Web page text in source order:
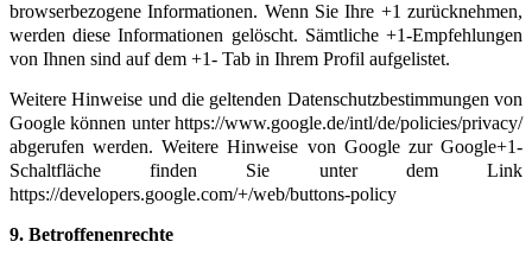
browserbezogene Informationen. Wenn Sie Ihre +1 zurücknehmen,
werden diese Informationen gelöscht. Sämtliche +1-Empfehlungen
von Ihnen sind auf dem +1- Tab in Ihrem Profil aufgelistet.
Weitere Hinweise und die geltenden Datenschutzbestimmungen von
Google können unter https://www.google.de/intl/de/policies/privacy/
abgerufen werden. Weitere Hinweise von Google zur Google+1-
Schaltfläche finden Sie unter dem Link
https://developers.google.com/+/web/buttons-policy
9. Betroffenenrechte